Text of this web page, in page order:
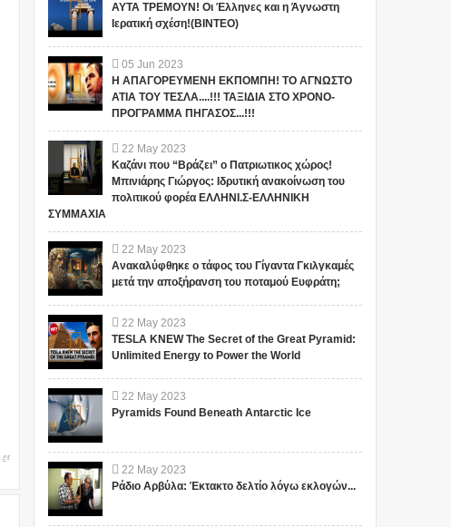
ΑΥΤΑ ΤΡΕΜΟΥΝ! Οι Έλληνες και η Άγνωστη
Ιερατική σχέση!(ΒΙΝΤΕΟ)
05 Jun 2023
Η ΑΠΑΓΟΡΕΥΜΕΝΗ ΕΚΠΟΜΠΗ! ΤΟ ΑΓΝΩΣΤΟ
ΑΤΙΑ ΤΟΥ ΤΕΣΛΑ....!!! ΤΑΞΙΔΙΑ ΣΤΟ ΧΡΟΝΟ-
ΠΡΟΓΡΑΜΜΑ ΠΗΓΑΣΟΣ...!!!
22 May 2023
Καζάνι που “Βράζει” ο Πατριωτικος χώρος!
Μπινιάρης Γιώργος: Ιδρυτική ανακοίνωση του
πολιτικού φορέα ΕΛΛΗΝΙ.Σ-ΕΛΛΗΝΙΚΗ
ΣΥΜΜΑΧΙΑ
22 May 2023
Ανακαλύφθηκε ο τάφος του Γίγαντα Γκιλγκαμές
μετά την αποξήρανση του ποταμού Ευφράτη;
22 May 2023
TESLA KNEW The Secret of the Great Pyramid:
Unlimited Energy to Power the World
22 May 2023
Pyramids Found Beneath Antarctic Ice
22 May 2023
Ράδιο Αρβύλα: Έκτακτο δελτίο λόγω εκλογών...